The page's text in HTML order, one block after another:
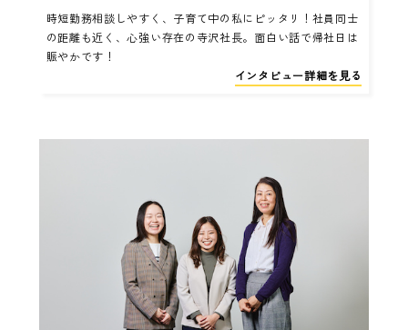
時短勤務相談しやすく、子育て中の私にピッタリ！社員同士
の距離も近く、心強い存在の寺沢社長。面白い話で帰社日は
賑やかです！
インタビュー詳細を見る